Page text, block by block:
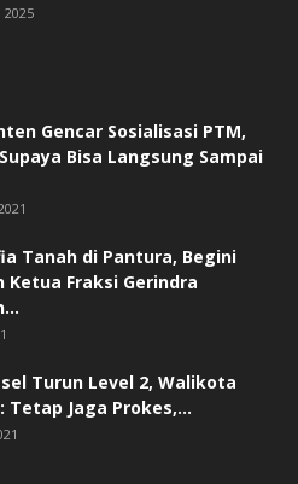
Gencar Sosialisasi PTM,
Bisa Langsung Sampai
Tanah di Pantura, Begini
Ketua Fraksi Gerindra
Turun Level 2, Walikota
Tetap Jaga Prokes,...